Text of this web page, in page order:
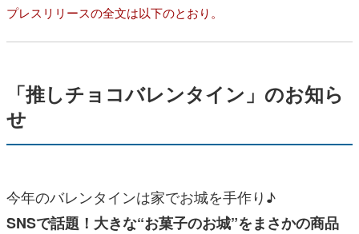
プレスリリースの全文は以下のとおり。
「推しチョコバレンタイン」のお知ら
せ
今年のバレンタインは家でお城を手作り♪
SNSで話題！大きな“お菓子のお城”をまさかの商品